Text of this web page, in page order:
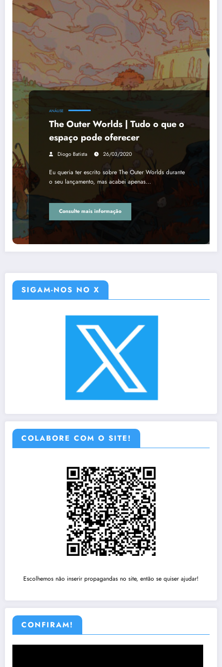
ANÁLISE
The Outer Worlds | Tudo o que o
espaço pode oferecer
Diogo Batista 26/03/2020
Eu queria ter escrito sobre The Outer Worlds durante
o seu lançamento, mas acabei apenas…
Consulte mais informação
SIGAM-NOS NO X
COLABORE COM O SITE!
Escolhemos não inserir propagandas no site, então se quiser ajudar!
CONFIRAM!